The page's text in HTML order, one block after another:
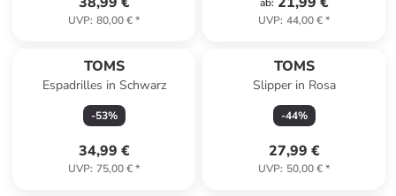
UVP: 80,00 €* UVP: 44,00 €*
TOMS
Espadrilles in Schwarz
-53%
34,99 €
UVP: 75,00 €*
TOMS
Slipper in Rosa
-44%
27,99 €
UVP: 50,00 €*